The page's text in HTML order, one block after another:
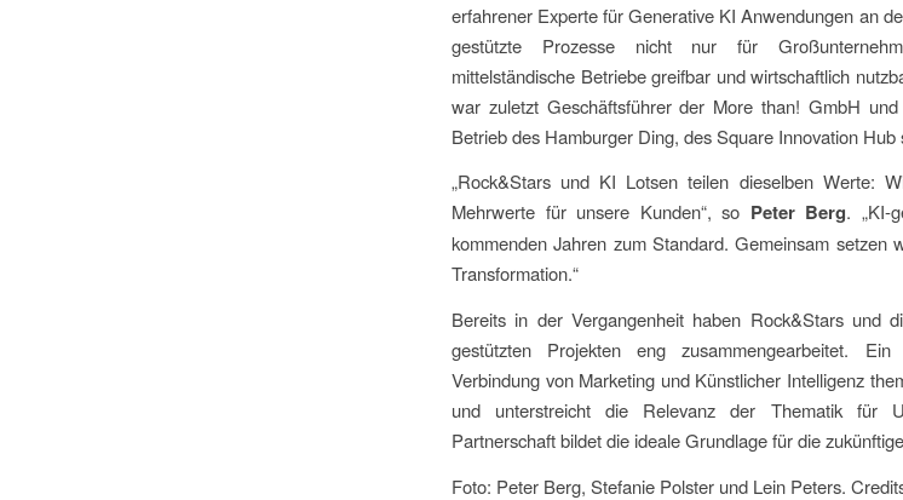
erfahrener Experte für Generative KI Anwendungen an
gestützte Prozesse nicht nur für
mittelständische Betriebe greifbar und wirtschaftlich
war zuletzt Geschäftsführer der More than! GmbH
Betrieb des Hamburger Ding, des Square Innovation Hub
„Rock&Stars und KI Lotsen teilen dieselben Werte:
Mehrwerte für unsere Kunden“, so Peter Berg. „KI-
kommenden Jahren zum Standard. Gemeinsam setzen
Transformation.“
Bereits in der Vergangenheit haben Rock&Stars und
gestützten Projekten eng zusammengearbeitet.
Verbindung von Marketing und Künstlicher Intelligenz
und unterstreicht die Relevanz der Thematik für
Partnerschaft bildet die ideale Grundlage für die
Foto: Peter Berg, Stefanie Polster und Lein Peters.